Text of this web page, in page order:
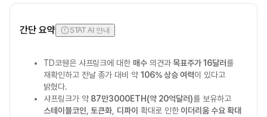
간단 요약 STAT AI 안내
TD코웬은 샤프링크에 대한 매수의견과목표주가 16달러를
재확인하고 전날 종가 대비 약 106% 상승 여력이 있다고
밝혔다.
샤프링크가 약 87만3000ETH(약 20억달러)를 보유하고
스테이블코인 토큰화 디파이 확대로 인한이더리움 수요 확대